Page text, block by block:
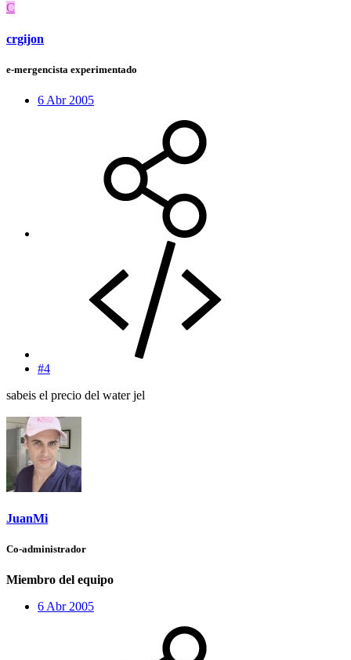
C
crgijon
e-mergencista experimentado
6 Abr 2005
#4
sabeis el precio del water jel
JuanMi
Co-administrador
Miembro del equipo
6 Abr 2005